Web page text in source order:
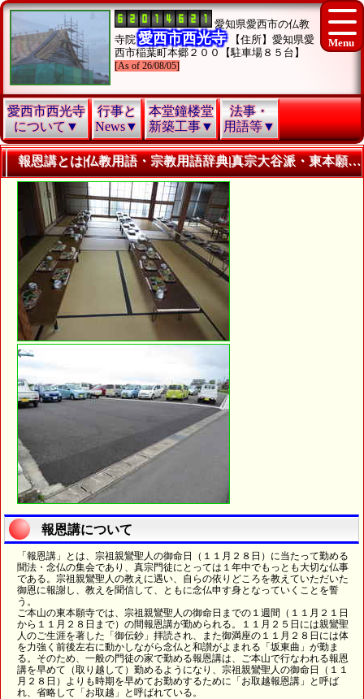
愛知県愛西市の仏教
寺院 愛西市西光寺
【住所】愛知県愛
西市稲葉町本郷２００【駐車場８５台】
[As of 26/08/05]
愛西市西光寺
について▼
行事と
News▼
本堂鐘楼堂
新築工事▼
法事・
用語等▼
報恩講とは|仏教用語・宗教用語辞典|真宗大谷派・東本願寺・浄土真宗真宗大谷派愛知県西光寺
報恩講について
「報恩講」とは、宗祖親鸞聖人の御命日（１１月２８日）に当たって勤める
聞法・念仏の集会であり、真宗門徒にとっては１年中でもっとも大切な仏事
である。宗祖親鸞聖人の教えに遇い、自らの依りどころを教えていただいた
御恩に報謝し、教えを聞信して、ともに念仏申す身となっていくことを誓
う。
ご本山の東本願寺では、宗祖親鸞聖人の御命日までの１週間（１１月２１日
から１１月２８日まで）の間報恩講が勤められる。１１月２５日には親鸞聖
人のご生涯を著した「御伝鈔」拝読され、また御満座の１１月２８日には体
を力強く前後左右に動かしながら念仏と和讃がよまれる「坂東曲」が勤ま
る。そのため、一般の門徒の家で勤める報恩講は、ご本山で行なわれる報恩
講を早めて（取り越して）勤めるようになり、宗祖親鸞聖人の御命日（１１
月２８日）よりも時期を早めてお勤めするために「お取越報恩講」と呼ば
れ、省略して「お取越」と呼ばれている。